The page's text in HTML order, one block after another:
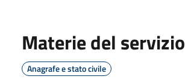
Materie del servizio
Anagrafe e stato civile